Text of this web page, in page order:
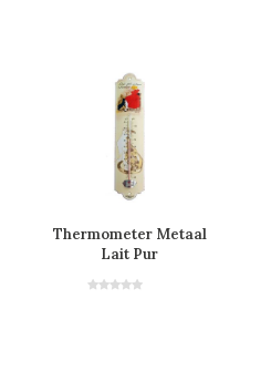
Thermometer Metaal
Lait Pur